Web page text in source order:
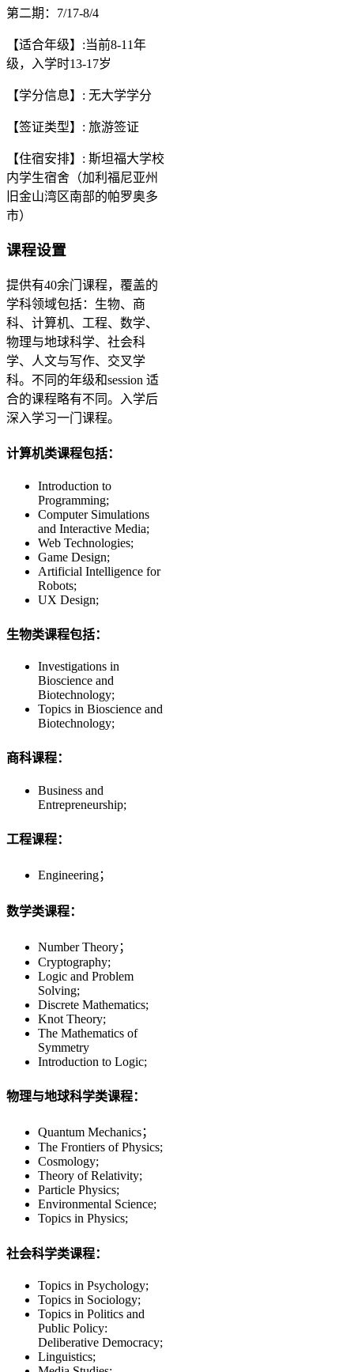
第二期：7/17-8/4
【适合年级】:当前8-11年
级，入学时13-17岁
【学分信息】: 无大学学分
【签证类型】: 旅游签证
【住宿安排】: 斯坦福大学校
内学生宿舍（加利福尼亚州
旧金山湾区南部的帕罗奥多
市）
课程设置
提供有40余门课程，覆盖的
学科领域包括：生物、商
科、计算机、工程、数学、
物理与地球科学、社会科
学、人文与写作、交叉学
科。不同的年级和session 适
合的课程略有不同。入学后
深入学习一门课程。
计算机类课程包括：
Introduction to
Programming;
Computer Simulations
and Interactive Media;
Web Technologies;
Game Design;
Artificial Intelligence for
Robots;
UX Design;
生物类课程包括：
Investigations in
Bioscience and
Biotechnology;
Topics in Bioscience and
Biotechnology;
商科课程：
Business and
Entrepreneurship;
工程课程：
Engineering；
数学类课程：
Number Theory；
Cryptography;
Logic and Problem
Solving;
Discrete Mathematics;
Knot Theory;
The Mathematics of
Symmetry
Introduction to Logic;
物理与地球科学类课程：
Quantum Mechanics；
The Frontiers of Physics;
Cosmology;
Theory of Relativity;
Particle Physics;
Environmental Science;
Topics in Physics;
社会科学类课程：
Topics in Psychology;
Topics in Sociology;
Topics in Politics and
Public Policy:
Deliberative Democracy;
Linguistics;